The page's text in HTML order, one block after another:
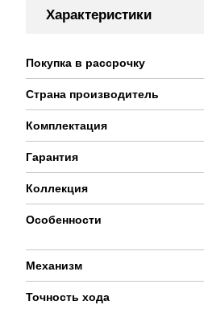
Характеристики
Покупка в рассрочку
Страна производитель
Комплектация
Гарантия
Коллекция
Особенности
Механизм
Точность хода